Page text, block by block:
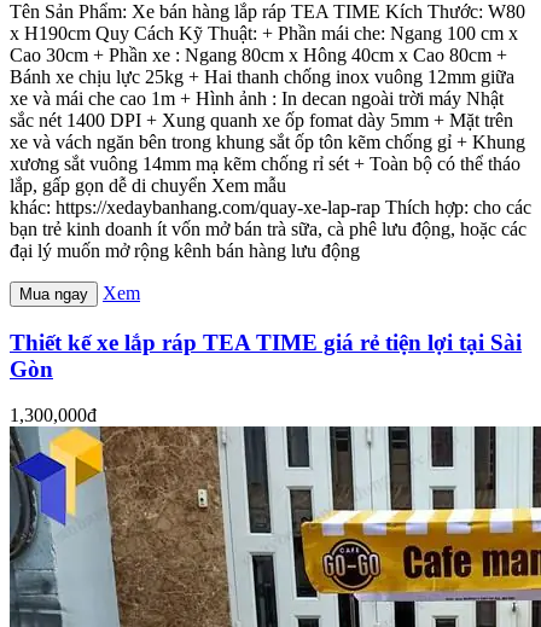
Tên Sản Phẩm: Xe bán hàng lắp ráp TEA TIME Kích Thước: W80
x H190cm Quy Cách Kỹ Thuật: + Phần mái che: Ngang 100 cm x
Cao 30cm + Phần xe : Ngang 80cm x Hông 40cm x Cao 80cm +
Bánh xe chịu lực 25kg + Hai thanh chống inox vuông 12mm giữa
xe và mái che cao 1m + Hình ảnh : In decan ngoài trời máy Nhật
sắc nét 1400 DPI + Xung quanh xe ốp fomat dày 5mm + Mặt trên
xe và vách ngăn bên trong khung sắt ốp tôn kẽm chống gỉ + Khung
xương sắt vuông 14mm mạ kẽm chống rỉ sét + Toàn bộ có thể tháo
lắp, gấp gọn dễ di chuyển Xem mẫu
khác: https://xedaybanhang.com/quay-xe-lap-rap Thích hợp: cho các
bạn trẻ kinh doanh ít vốn mở bán trà sữa, cà phê lưu động, hoặc các
đại lý muốn mở rộng kênh bán hàng lưu động
Mua ngay Xem
Thiết kế xe lắp ráp TEA TIME giá rẻ tiện lợi tại Sài
Gòn
1,300,000đ